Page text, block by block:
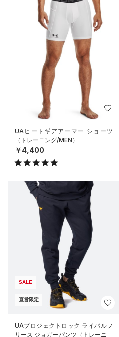
UAヒートギアアーマー ショーツ
（トレーニング/MEN）
￥4,400
SALE
直営限定
UAプロジェクトロック ライバルフ
リース ジョガーパンツ（トレーニン